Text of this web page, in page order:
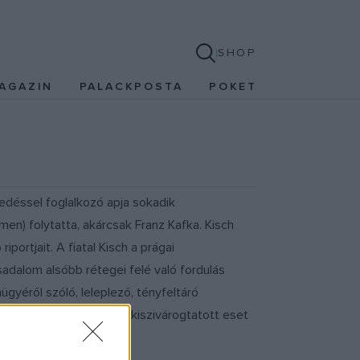
SHOP
PALACKPOSTA POKET
foglalkozó apja sokadik
folytatta, akárcsak Franz Kafka. Kisch
A fiatal Kisch a prágai
alsóbb rétegei felé való fordulás
szóló, leleplező, tényfeltáró
szálakat, a médiában kiszivárogtatott eset